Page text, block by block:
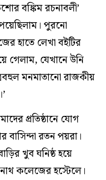
বঙ্কিম রচনাবলী’
পুরনো
হাতে লেখা বইটির
গেলাম, যেখানে উনি
মনমাতানো রাজকীয়
প্রতিষ্ঠানে যোগ
বাসিন্দা রতন পয়রা।
খুব ঘনিষ্ঠ হয়ে
কলেজের হস্টেলে।